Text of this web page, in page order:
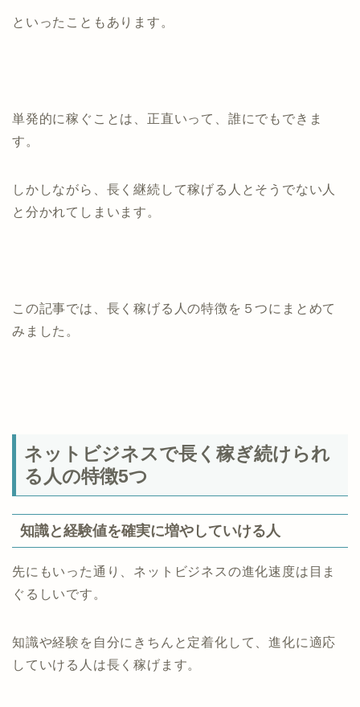
といったこともあります。
単発的に稼ぐことは、正直いって、誰にでもできま
す。
しかしながら、長く継続して稼げる人とそうでない人
と分かれてしまいます。
この記事では、長く稼げる人の特徴を５つにまとめて
みました。
ネットビジネスで長く稼ぎ続けられ
る人の特徴5つ
知識と経験値を確実に増やしていける人
先にもいった通り、ネットビジネスの進化速度は目ま
ぐるしいです。
知識や経験を自分にきちんと定着化して、進化に適応
していける人は長く稼げます。